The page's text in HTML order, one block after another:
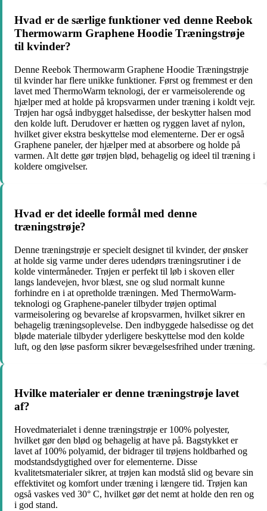
Hvad er de særlige funktioner ved denne Reebok
Thermowarm Graphene Hoodie Træningstrøje
til kvinder?
Denne Reebok Thermowarm Graphene Hoodie Træningstrøje
til kvinder har flere unikke funktioner. Først og fremmest er den
lavet med ThermoWarm teknologi, der er varmeisolerende og
hjælper med at holde på kropsvarmen under træning i koldt vejr.
Trøjen har også indbygget halsedisse, der beskytter halsen mod
den kolde luft. Derudover er hætten og ryggen lavet af nylon,
hvilket giver ekstra beskyttelse mod elementerne. Der er også
Graphene paneler, der hjælper med at absorbere og holde på
varmen. Alt dette gør trøjen blød, behagelig og ideel til træning i
koldere omgivelser.
Hvad er det ideelle formål med denne
træningstrøje?
Denne træningstrøje er specielt designet til kvinder, der ønsker
at holde sig varme under deres udendørs træningsrutiner i de
kolde vintermåneder. Trøjen er perfekt til løb i skoven eller
langs landevejen, hvor blæst, sne og slud normalt kunne
forhindre en i at opretholde træningen. Med ThermoWarm-
teknologi og Graphene-paneler tilbyder trøjen optimal
varmeisolering og bevarelse af kropsvarmen, hvilket sikrer en
behagelig træningsoplevelse. Den indbyggede halsedisse og det
bløde materiale tilbyder yderligere beskyttelse mod den kolde
luft, og den løse pasform sikrer bevægelsesfrihed under træning.
Hvilke materialer er denne træningstrøje lavet
af?
Hovedmaterialet i denne træningstrøje er 100% polyester,
hvilket gør den blød og behagelig at have på. Bagstykket er
lavet af 100% polyamid, der bidrager til trøjens holdbarhed og
modstandsdygtighed over for elementerne. Disse
kvalitetsmaterialer sikrer, at trøjen kan modstå slid og bevare sin
effektivitet og komfort under træning i længere tid. Trøjen kan
også vaskes ved 30° C, hvilket gør det nemt at holde den ren og
i god stand.